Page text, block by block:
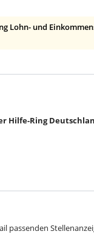
Lohn- und
Hilfe-Ring
passenden